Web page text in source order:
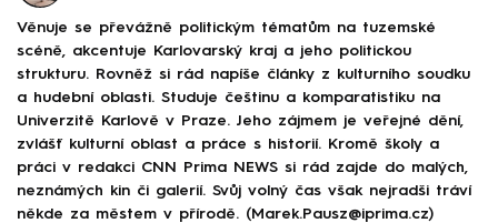
Věnuje se převážně politickým tématům na tuzemské
scéně, akcentuje Karlovarský kraj a jeho politickou
strukturu. Rovněž si rád napíše články z kulturního soudku
a hudební oblasti. Studuje češtinu a komparatistiku na
Univerzitě Karlově v Praze. Jeho zájmem je veřejné dění,
zvlášť kulturní oblast a práce s historií. Kromě školy a
práci v redakci CNN Prima NEWS si rád zajde do malých,
neznámých kin či galerií. Svůj volný čas však nejradši tráví
někde za městem v přírodě. (Marek.Pausz@iprima.cz)